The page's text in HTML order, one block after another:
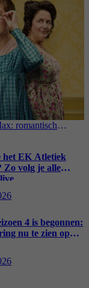
romantisch
het EK Atletiek
Zo volg je alle
4 is begonnen:
nu te zien op